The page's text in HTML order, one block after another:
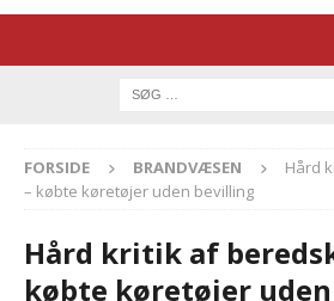
FORSIDE BRANDVÆSEN
Hård
– købte køretøjer uden bevilling
Hård kritik af
købte køretøjer